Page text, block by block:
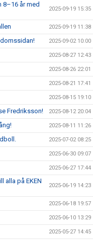
8–16 år med
2025-09-19 15:35
2025-09-19 11:38
2025-09-02 10:00
2025-08-27 12:43
2025-08-26 22:01
2025-08-21 17:41
2025-08-15 19:10
Fredriksson! 2025-08-12 20:04
2025-08-11 11:26
2025-07-02 08:25
2025-06-30 09:07
2025-06-27 17:44
alla på EKEN
2025-06-19 14:23
2025-06-18 19:57
2025-06-10 13:29
2025-05-27 14:45